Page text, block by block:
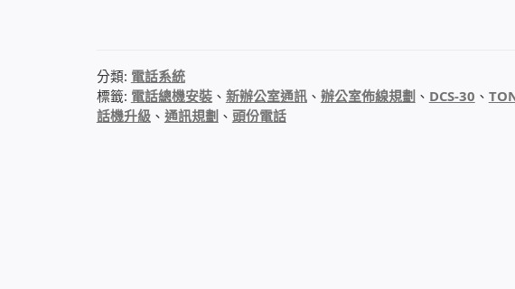
分類: 電話系統
標籤: 電話總機安裝、 新辦公室通訊、 辦公室佈線規劃 、 DCS-30 、
話機升級、 通訊規劃 、 頭份電話